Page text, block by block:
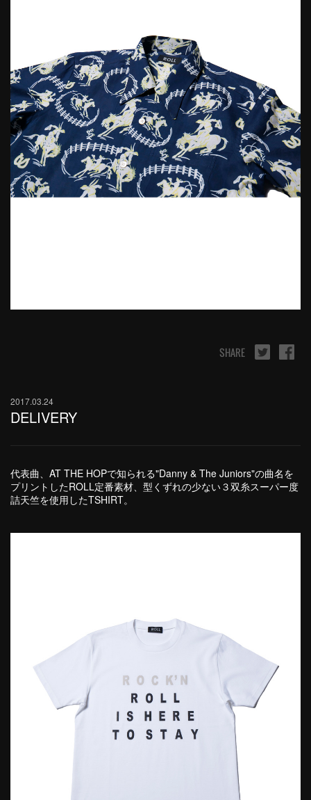
SHARE
2017.03.24
DELIVERY
代表曲、AT THE HOPで知られる"Danny & The Juniors"の曲名を
プリントしたROLL定番素材、型くずれの少ない３双糸スーパー度
詰天竺を使用したTSHIRT。